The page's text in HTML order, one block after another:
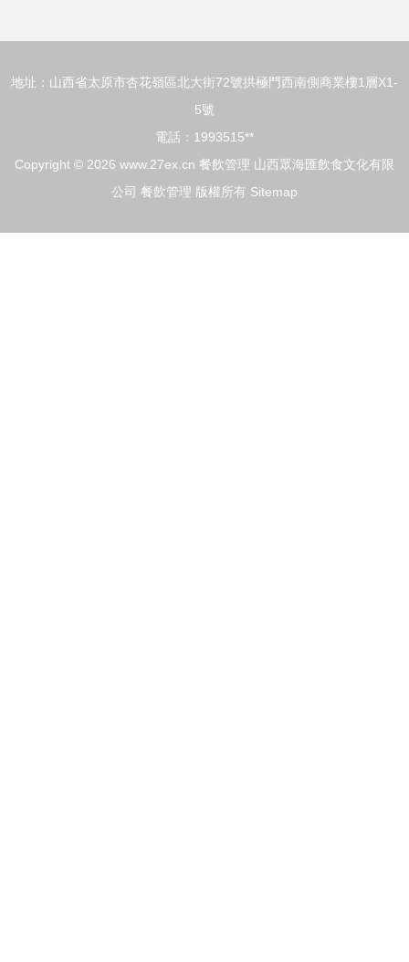
地址：山西省太原市杏花嶺區北大街72號拱極門西南側商業樓1層X1-
5號
電話：1993515**
Copyright © 2026 www.27ex.cn 餐飲管理 山西眾海匯飲食文化有限
公司 餐飲管理 版權所有 Sitemap